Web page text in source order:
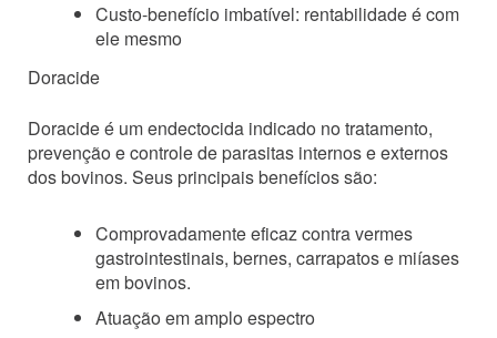
Custo-benefício imbatível: rentabilidade é com
ele mesmo
Doracide
Doracide é um endectocida indicado no tratamento,
prevenção e controle de parasitas internos e externos
dos bovinos. Seus principais benefícios são:
Comprovadamente eficaz contra vermes
gastrointestinais, bernes, carrapatos e miíases
em bovinos.
Atuação em amplo espectro